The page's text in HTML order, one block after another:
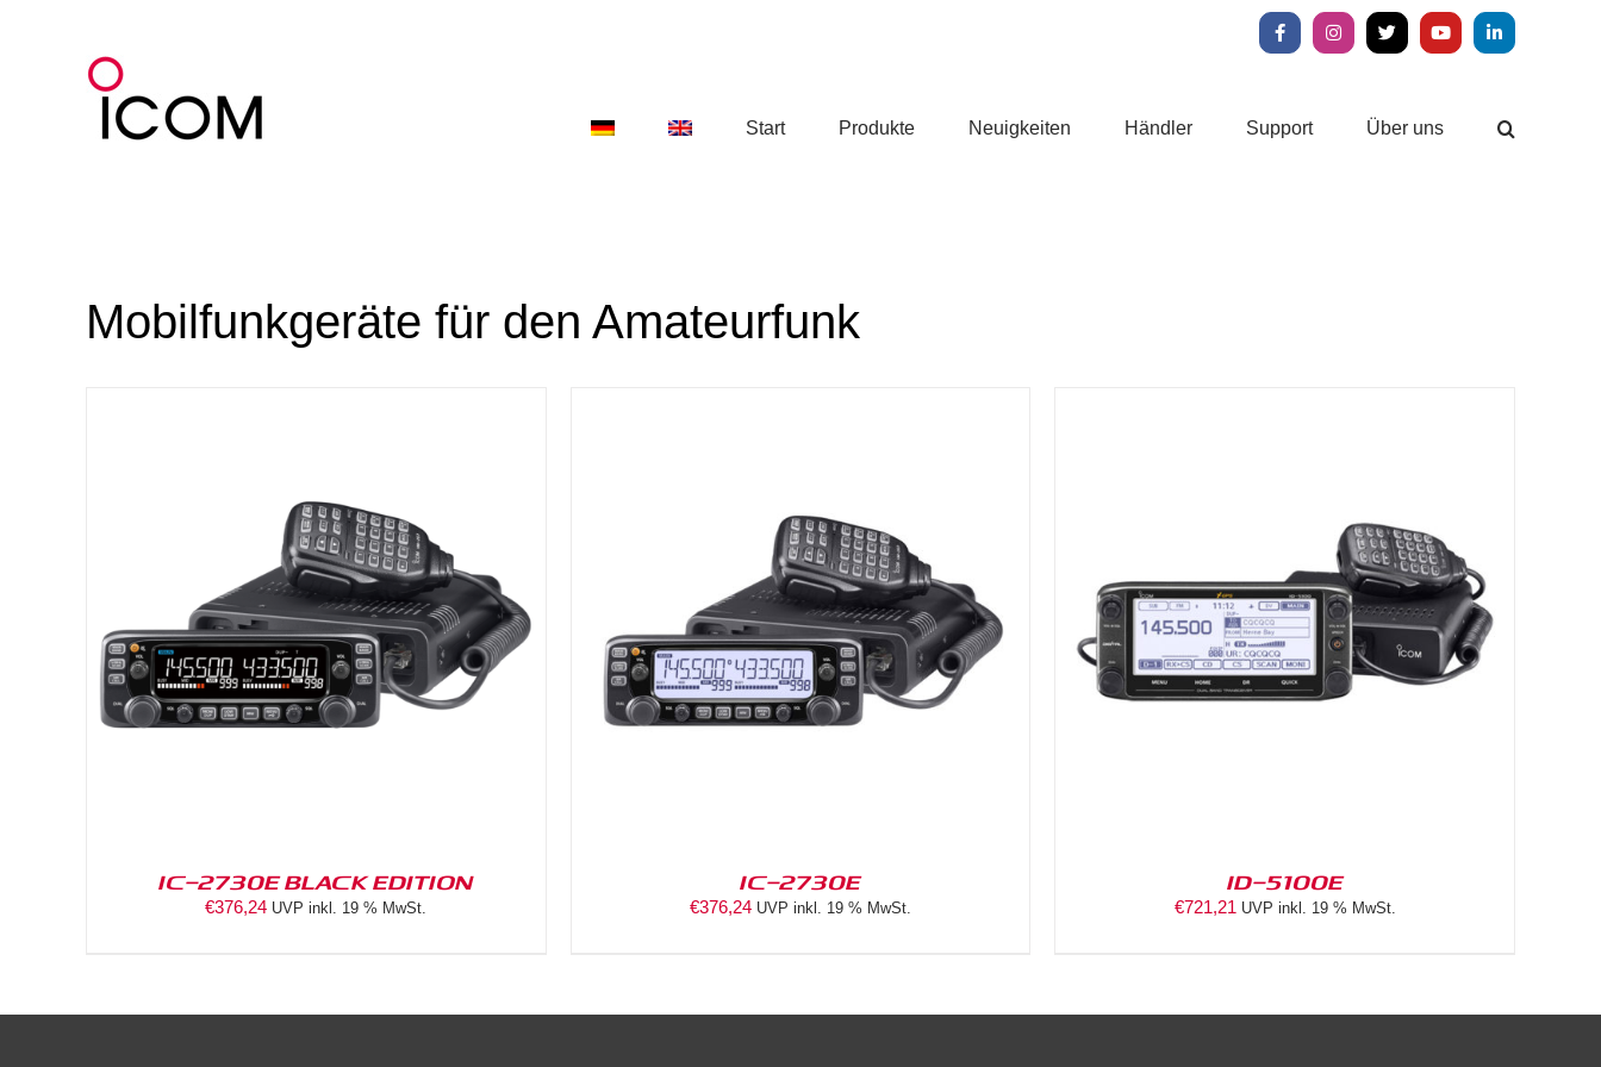
FacebookInstagram
X YouTubeLinkedIn
Start Produkte Neuigkeiten Händler Support Über uns
Mobilfunkgeräte für den Amateurfunk
IC-2730E BLACK EDITION
€376,24 UVP inkl. 19 % MwSt.
DETAILS
IC-2730E
€376,24 UVP inkl. 19 % MwSt.
DETAILS
ID-5100E
€721,21 UVP inkl. 19 % MwSt.